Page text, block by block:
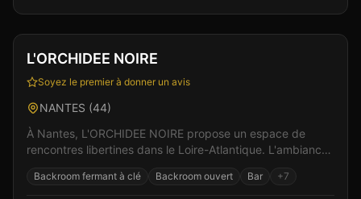
Club Sauna +3
L'ORCHIDEE NOIRE
Soyez le premier à donner un avis
NANTES (44)
À Nantes, L'ORCHIDEE NOIRE propose un espace de
rencontres libertines dans le Loire-Atlantique. L'ambiance
Backroom fermant à clé Backroom ouvert Bar +7